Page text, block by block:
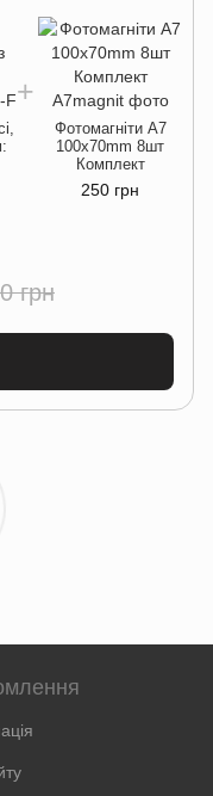
Фотомагніти A7
100x70mm 8шт
Комплект
250 грн
грн